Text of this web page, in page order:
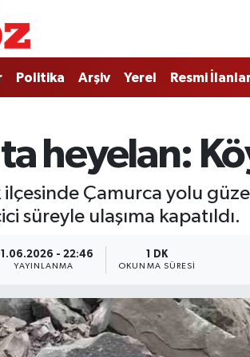
Politika Arşiv Yerel Resmi
heyelan:
ilçesinde Çamurca yolu
süreyle ulaşıma kapatıldı.
- 22:46
YAYINLANMA
1 DK
OKUNMA SÜRESI